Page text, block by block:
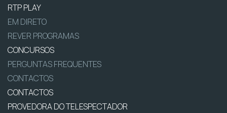
RTP PLAY
EM DIRETO
REVER PROGRAMAS
CONCURSOS
PERGUNTAS FREQUENTES
CONTACTOS
CONTACTOS
PROVEDORA DO TELESPECTADOR